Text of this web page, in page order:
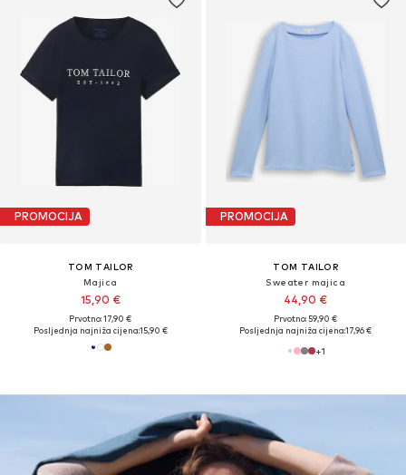
PROMOCIJA
TOM TAILOR
Majica
15,90 €
Prvotno: 17,90 €
Posljednja najniža cijena:15,90 €
PROMOCIJA
TOM TAILOR
Sweater majica
44,90 €
Prvotno: 59,90 €
Posljednja najniža cijena:17,96 €
+1